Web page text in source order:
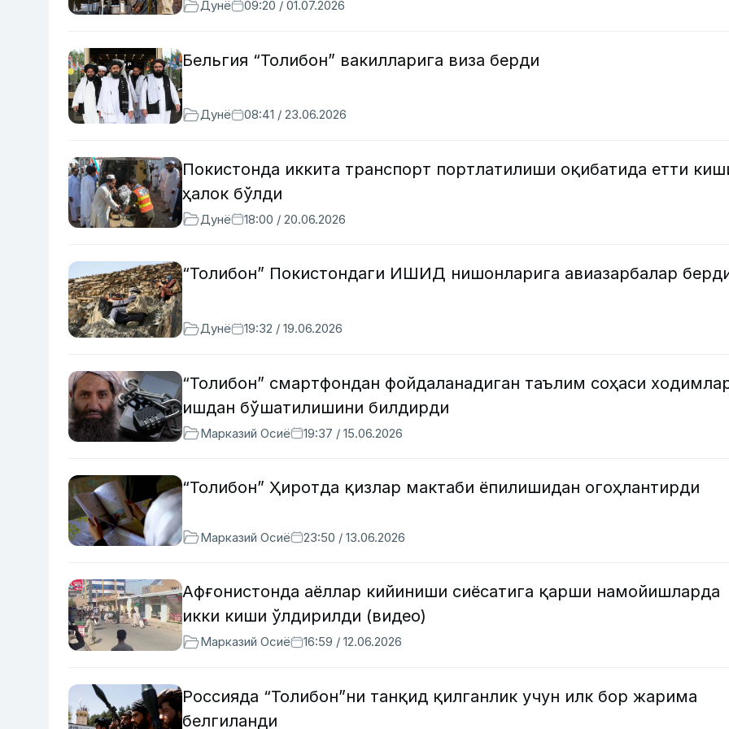
Дунё 09:20 / 01.07.2026
Бельгия “Толибон” вакилларига виза берди
Дунё 08:41 / 23.06.2026
Покистонда иккита транспорт портлатилиши оқибатида етти
ҳалок бўлди
Дунё 18:00 / 20.06.2026
“Толибон” Покистондаги ИШИД нишонларига авиазарбалар
Дунё 19:32 / 19.06.2026
“Толибон” смартфондан фойдаланадиган таълим соҳаси
ишдан бўшатилишини билдирди
Марказий Осиё 19:37 / 15.06.2026
“Толибон” Ҳиротда қизлар мактаби ёпилишидан огоҳлантирди
Марказий Осиё 23:50 / 13.06.2026
Афғонистонда аёллар кийиниши сиёсатига қарши намойишларда
икки киши ўлдирилди (видео)
Марказий Осиё 16:59 / 12.06.2026
Россияда “Толибон”ни танқид қилганлик учун илк бор жарима
белгиланди